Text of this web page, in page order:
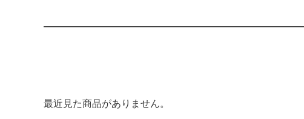
最近見た商品がありません。